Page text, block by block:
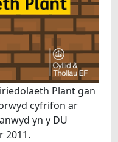
Plant gan
cyfrifon ar
yn y DU
2011.